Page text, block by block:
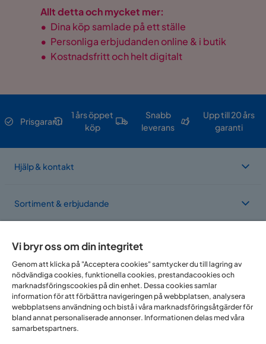
Allt detta och mycket mer:
• Dina köp samlade på ett ställe
• Personliga erbjudanden online & i butik
• Kostnadsfritt och helt digitalt
Prisgaranti
1 års öppet
köp
Snabb
leverans
Upp till 20 års
garanti
Hjälp & kontakt
Sortiment & erbjudande
Om Trademax
Vi finns i flera länder
Vi bryr oss om din integritet
Genom att klicka på "Acceptera cookies" samtycker du till lagring av
nödvändiga cookies, funktionella cookies, prestandacookies och
marknadsföringscookies på din enhet. Dessa cookies samlar
information för att förbättra navigeringen på webbplatsen, analysera
webbplatsens användning och bistå i våra marknadsföringsåtgärder för
bland annat personaliserade annonser. Informationen delas med våra
samarbetspartners.